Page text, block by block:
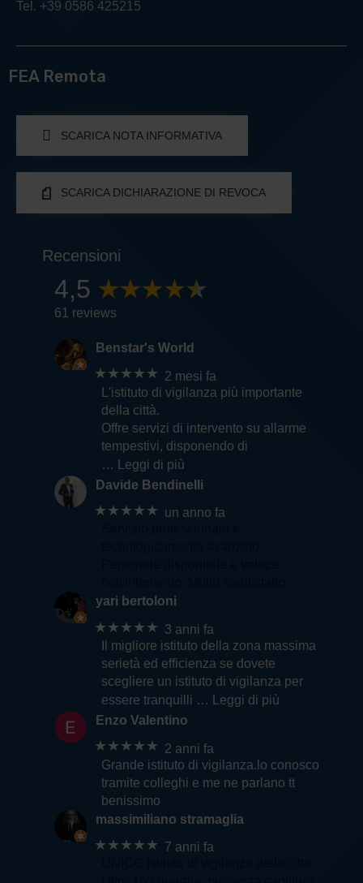
Tel. +39 0586 425215
FEA Remota
SCARICA NOTA INFORMATIVA
SCARICA DICHIARAZIONE DI REVOCA
Recensioni
4,5
61 reviews
Benstar's World
★★★★★ 2 mesi fa
L'istituto di vigilanza più importante
della città.
Offre servizi di intervento su allarme
tempestivi, disponendo di
… Leggi di più
Davide Bendinelli
★★★★★ un anno fa
yari bertoloni
★★★★★ 3 anni fa
Il migliore istituto della zona massima
serietà ed efficienza se dovete
scegliere un istituto di vigilanza per
essere tranquilli … Leggi di più
Enzo Valentino
★★★★★ 2 anni fa
Grande istituto di vigilanza.lo conosco
tramite colleghi e me ne parlano tt
benissimo
massimiliano stramaglia
★★★★★ 7 anni fa